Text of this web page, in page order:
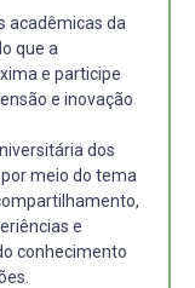
acadêmicas da
que a
e participe
e inovação
dos
meio do tema
e
conhecimento